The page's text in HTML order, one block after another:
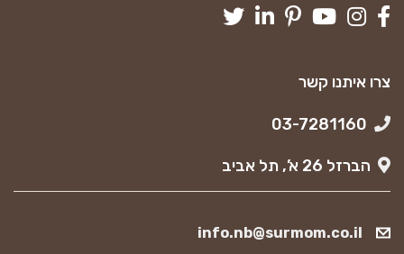
צרו איתנו קשר
הברזל 26 א’, תל אביב
info.nb@surmom.co.il